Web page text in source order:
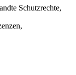
Schutzrechte,